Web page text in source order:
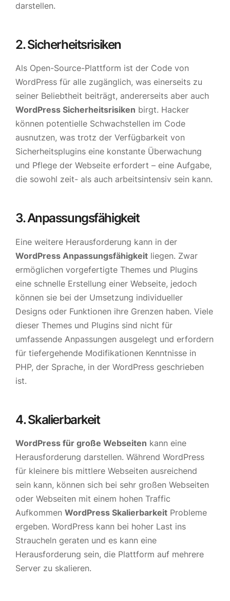
darstellen.
2. Sicherheitsrisiken
Als Open-Source-Plattform ist der Code von
WordPress für alle zugänglich, was einerseits zu
seiner Beliebtheit beiträgt, andererseits aber auch
WordPress Sicherheitsrisiken birgt. Hacker
können potentielle Schwachstellen im Code
ausnutzen, was trotz der Verfügbarkeit von
Sicherheitsplugins eine konstante Überwachung
und Pflege der Webseite erfordert – eine Aufgabe,
die sowohl zeit- als auch arbeitsintensiv sein kann.
3. Anpassungsfähigkeit
Eine weitere Herausforderung kann in der
WordPress Anpassungsfähigkeit liegen. Zwar
ermöglichen vorgefertigte Themes und Plugins
eine schnelle Erstellung einer Webseite, jedoch
können sie bei der Umsetzung individueller
Designs oder Funktionen ihre Grenzen haben. Viele
dieser Themes und Plugins sind nicht für
umfassende Anpassungen ausgelegt und erfordern
für tiefergehende Modifikationen Kenntnisse in
PHP, der Sprache, in der WordPress geschrieben
ist.
4. Skalierbarkeit
WordPress für große Webseiten kann eine
Herausforderung darstellen. Während WordPress
für kleinere bis mittlere Webseiten ausreichend
sein kann, können sich bei sehr großen Webseiten
oder Webseiten mit einem hohen Traffic
Aufkommen WordPress Skalierbarkeit Probleme
ergeben. WordPress kann bei hoher Last ins
Straucheln geraten und es kann eine
Herausforderung sein, die Plattform auf mehrere
Server zu skalieren.